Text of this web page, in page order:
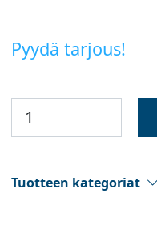
Pyydä tarjous!
Tuotteen kategoriat